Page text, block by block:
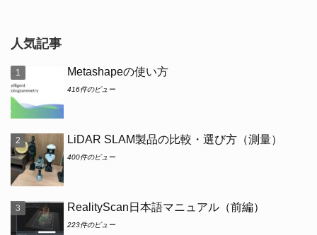
人気記事
Metashapeの使い方
416件のビュー
LiDAR SLAM製品の比較・選び方（測量）
400件のビュー
RealityScan日本語マニュアル（前編）
223件のビュー